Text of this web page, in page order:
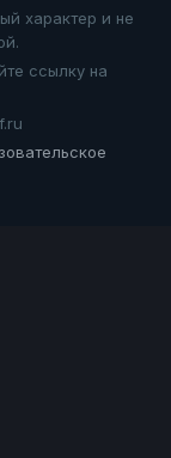
характер и не
ссылку на